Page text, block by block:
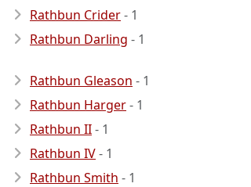
Rathbun Crider- 1
Rathbun Darling - 1
Rathbun Gleason - 1
Rathbun Harger- 1
Rathbun II- 1
Rathbun IV- 1
Rathbun Smith - 1